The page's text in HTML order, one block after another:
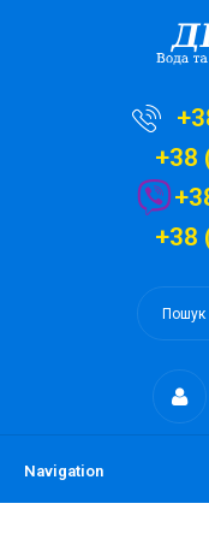
+38
+38
Navigation